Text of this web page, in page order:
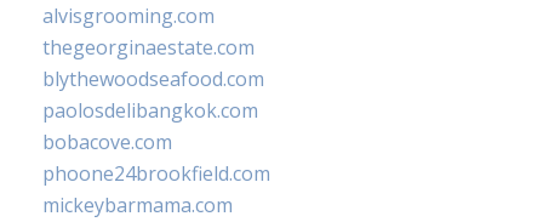
alvisgrooming.com
thegeorginaestate.com
blythewoodseafood.com
paolosdelibangkok.com
bobacove.com
phoone24brookfield.com
mickeybarmama.com